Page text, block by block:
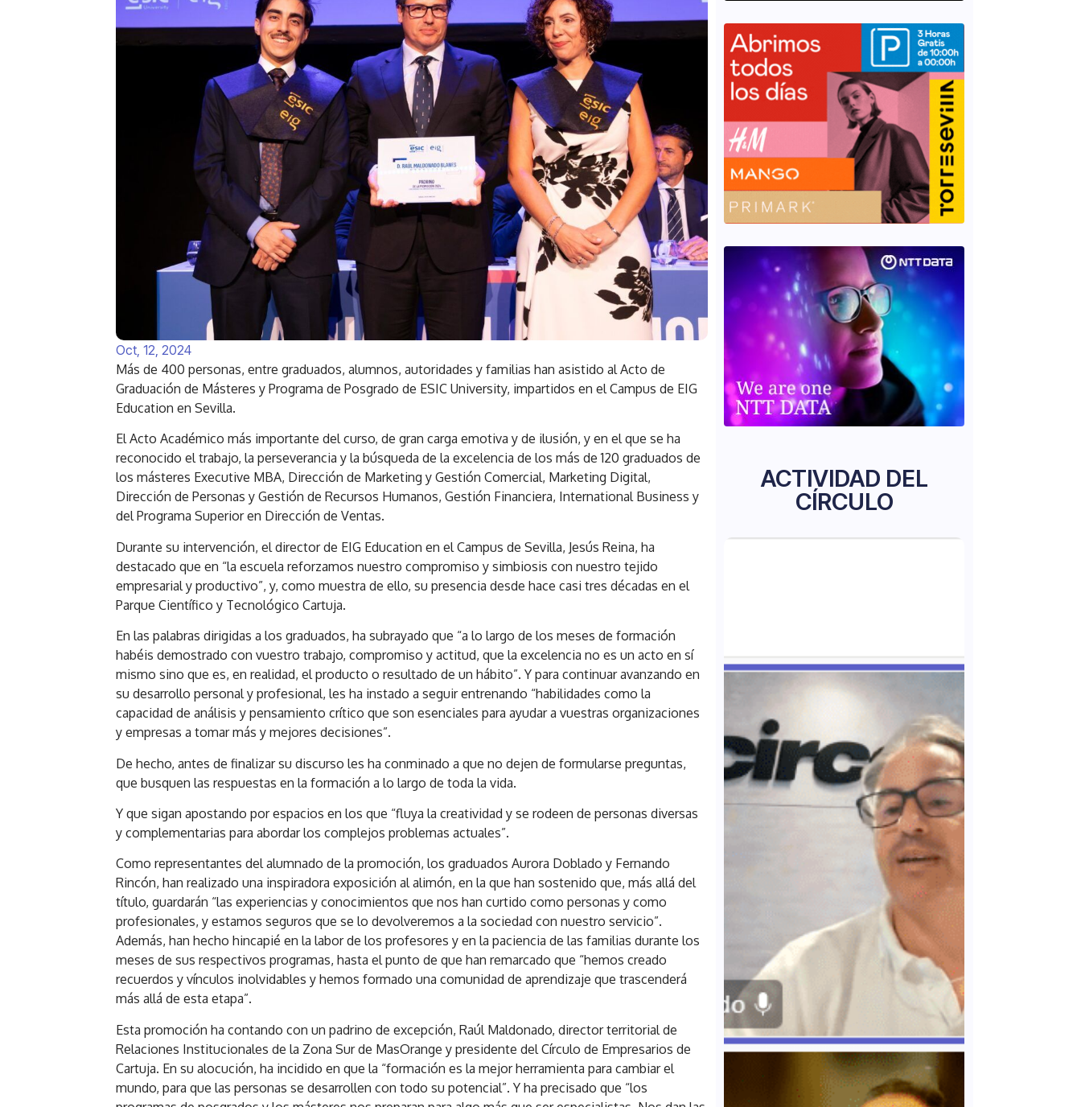
Oct, 12, 2024
Más de 400 personas, entre graduados, alumnos, autoridades y familias han asistido al Acto de
Graduación de Másteres y Programa de Posgrado de ESIC University, impartidos en el Campus de EIG
Education en Sevilla.
El Acto Académico más importante del curso, de gran carga emotiva y de ilusión, y en el que se ha
reconocido el trabajo, la perseverancia y la búsqueda de la excelencia de los más de 120 graduados de
los másteres Executive MBA, Dirección de Marketing y Gestión Comercial, Marketing Digital,
Dirección de Personas y Gestión de Recursos Humanos, Gestión Financiera, International Business y
del Programa Superior en Dirección de Ventas.
Durante su intervención, el director de EIG Education en el Campus de Sevilla, Jesús Reina, ha
destacado que en “la escuela reforzamos nuestro compromiso y simbiosis con nuestro tejido
empresarial y productivo”, y, como muestra de ello, su presencia desde hace casi tres décadas en el
Parque Científico y Tecnológico Cartuja.
En las palabras dirigidas a los graduados, ha subrayado que “a lo largo de los meses de formación
habéis demostrado con vuestro trabajo, compromiso y actitud, que la excelencia no es un acto en sí
mismo sino que es, en realidad, el producto o resultado de un hábito”. Y para continuar avanzando en
su desarrollo personal y profesional, les ha instado a seguir entrenando “habilidades como la
capacidad de análisis y pensamiento crítico que son esenciales para ayudar a vuestras organizaciones
y empresas a tomar más y mejores decisiones”.
De hecho, antes de finalizar su discurso les ha conminado a que no dejen de formularse preguntas,
que busquen las respuestas en la formación a lo largo de toda la vida.
Y que sigan apostando por espacios en los que “fluya la creatividad y se rodeen de personas diversas
y complementarias para abordar los complejos problemas actuales”.
Como representantes del alumnado de la promoción, los graduados Aurora Doblado y Fernando
Rincón, han realizado una inspiradora exposición al alimón, en la que han sostenido que, más allá del
título, guardarán “las experiencias y conocimientos que nos han curtido como personas y como
profesionales, y estamos seguros que se lo devolveremos a la sociedad con nuestro servicio”.
Además, han hecho hincapié en la labor de los profesores y en la paciencia de las familias durante los
meses de sus respectivos programas, hasta el punto de que han remarcado que “hemos creado
recuerdos y vínculos inolvidables y hemos formado una comunidad de aprendizaje que trascenderá
más allá de esta etapa”.
Esta promoción ha contando con un padrino de excepción, Raúl Maldonado, director territorial de
Relaciones Institucionales de la Zona Sur de MasOrange y presidente del Círculo de Empresarios de
Cartuja. En su alocución, ha incidido en que la “formación es la mejor herramienta para cambiar el
mundo, para que las personas se desarrollen con todo su potencial”. Y ha precisado que “los
ACTIVIDAD DEL
CÍRCULO